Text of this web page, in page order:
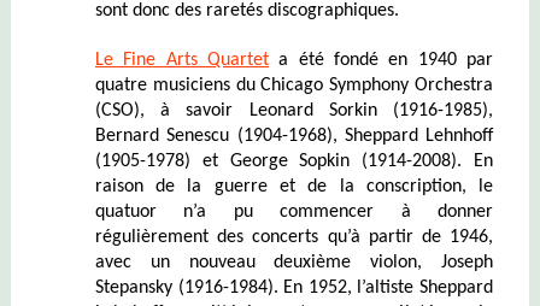
sont donc des raretés discographiques.
Le Fine Arts Quarteta été fondé en 1940 par
quatre musiciens du Chicago Symphony Orchestra
(CSO), à savoir Leonard Sorkin (1916-1985),
Bernard Senescu (1904-1968), Sheppard Lehnhoff
(1905-1978) et George Sopkin (1914-2008). En
raison de la guerre et de la conscription, le
quatuor n’a pu commencer à donner
régulièrement des concerts qu’à partir de 1946,
avec un nouveau deuxième violon, Joseph
Stepansky (1916-1984). En 1952, l’altiste Sheppard